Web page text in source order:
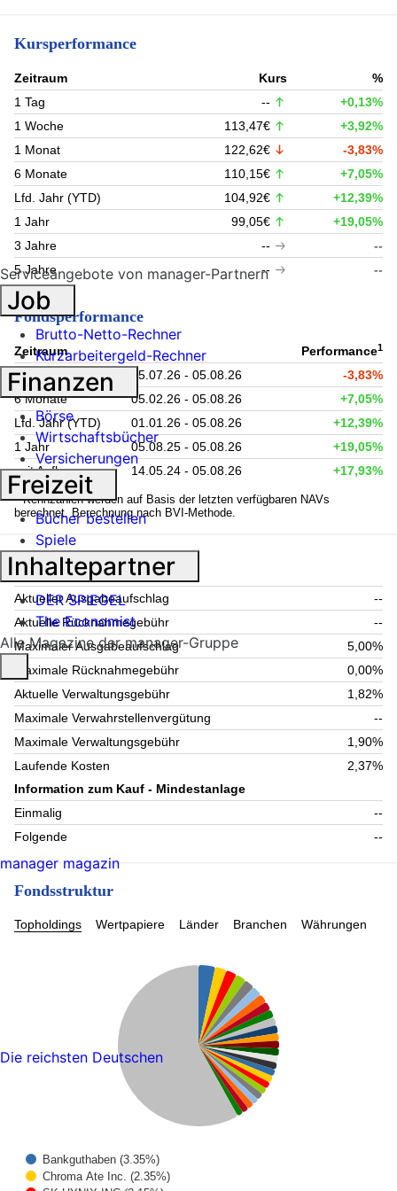
Kursperformance
Zeitraum Kurs
%
1 Tag
--
+0,13%
1 Woche
113,47€
+3,92%
1 Monat
122,62€
-3,83%
6 Monate
110,15€
+7,05%
Lfd. Jahr (YTD)
104,92€
+12,39%
1 Jahr
99,05€
+19,05%
3 Jahre
--
--
5 Jahre
-- --
Fondsperformance
Zeitraum Performance1
1 Monat 05.07.26 - 05.08.26
-3,83%
6 Monate
05.02.26 - 05.08.26
+7,05%
Lfd. Jahr (YTD)
01.01.26 - 05.08.26
+12,39%
1 Jahr
05.08.25 - 05.08.26
+19,05%
seit Auflage
14.05.24 - 05.08.26 +17,93%
Kennzahlen werden auf Basis der letzten verfügbaren NAVs
berechnet. Berechnung nach BVI-Methode.
Fondsgebühren
Aktueller Ausgabeaufschlag
--
Aktuelle Rücknahmegebühr
--
Maximaler Ausgabeaufschlag
5,00%
Maximale Rücknahmegebühr
0,00%
Aktuelle Verwaltungsgebühr
1,82%
Maximale Verwahrstellenvergütung
--
Maximale Verwaltungsgebühr
1,90%
Laufende Kosten
2,37%
Information zum Kauf - Mindestanlage
Einmalig
--
Folgende
--
Fondsstruktur
Topholdings Wertpapiere Länder Branchen Währungen
Bankguthaben (3.35%)
Chroma Ate Inc. (2.35%)
Serviceangebote von manager-Partnern
Job
Brutto-Netto-Rechner
Kurzarbeitergeld-Rechner
Finanzen
Börse
Wirtschaftsbücher
Versicherungen
Freizeit
Bücher bestellen
Spiele
Inhaltepartner
DER SPIEGEL
The Economist
Alle Magazine der manager-Gruppe
manager magazin
Die reichsten Deutschen